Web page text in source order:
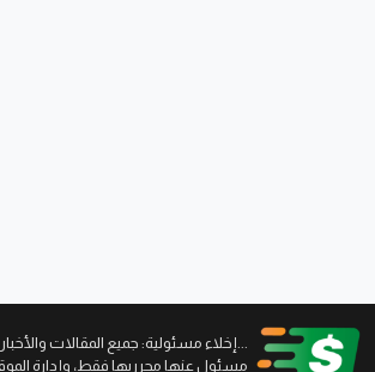
...إخلاء مسئولية: جميع المقالات
مسئول عنها محرريها فقط، وإدارة